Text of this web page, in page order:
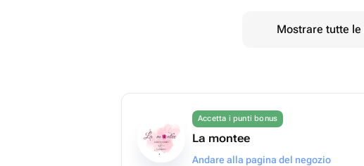
Mostrare tutte
Accetta i punti bonus
La montee
Andare alla pagina del negozio